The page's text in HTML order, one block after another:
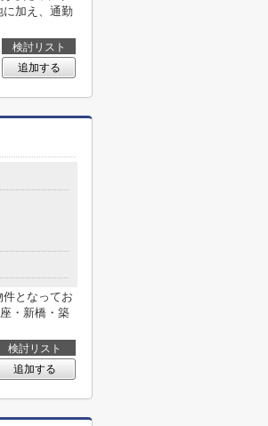
加え、通勤
検討リスト
追加する
となってお
・新橋・築
検討リスト
追加する